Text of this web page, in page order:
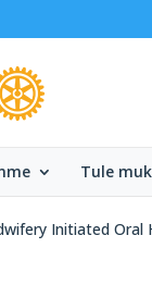
Tule
Initiated Oral